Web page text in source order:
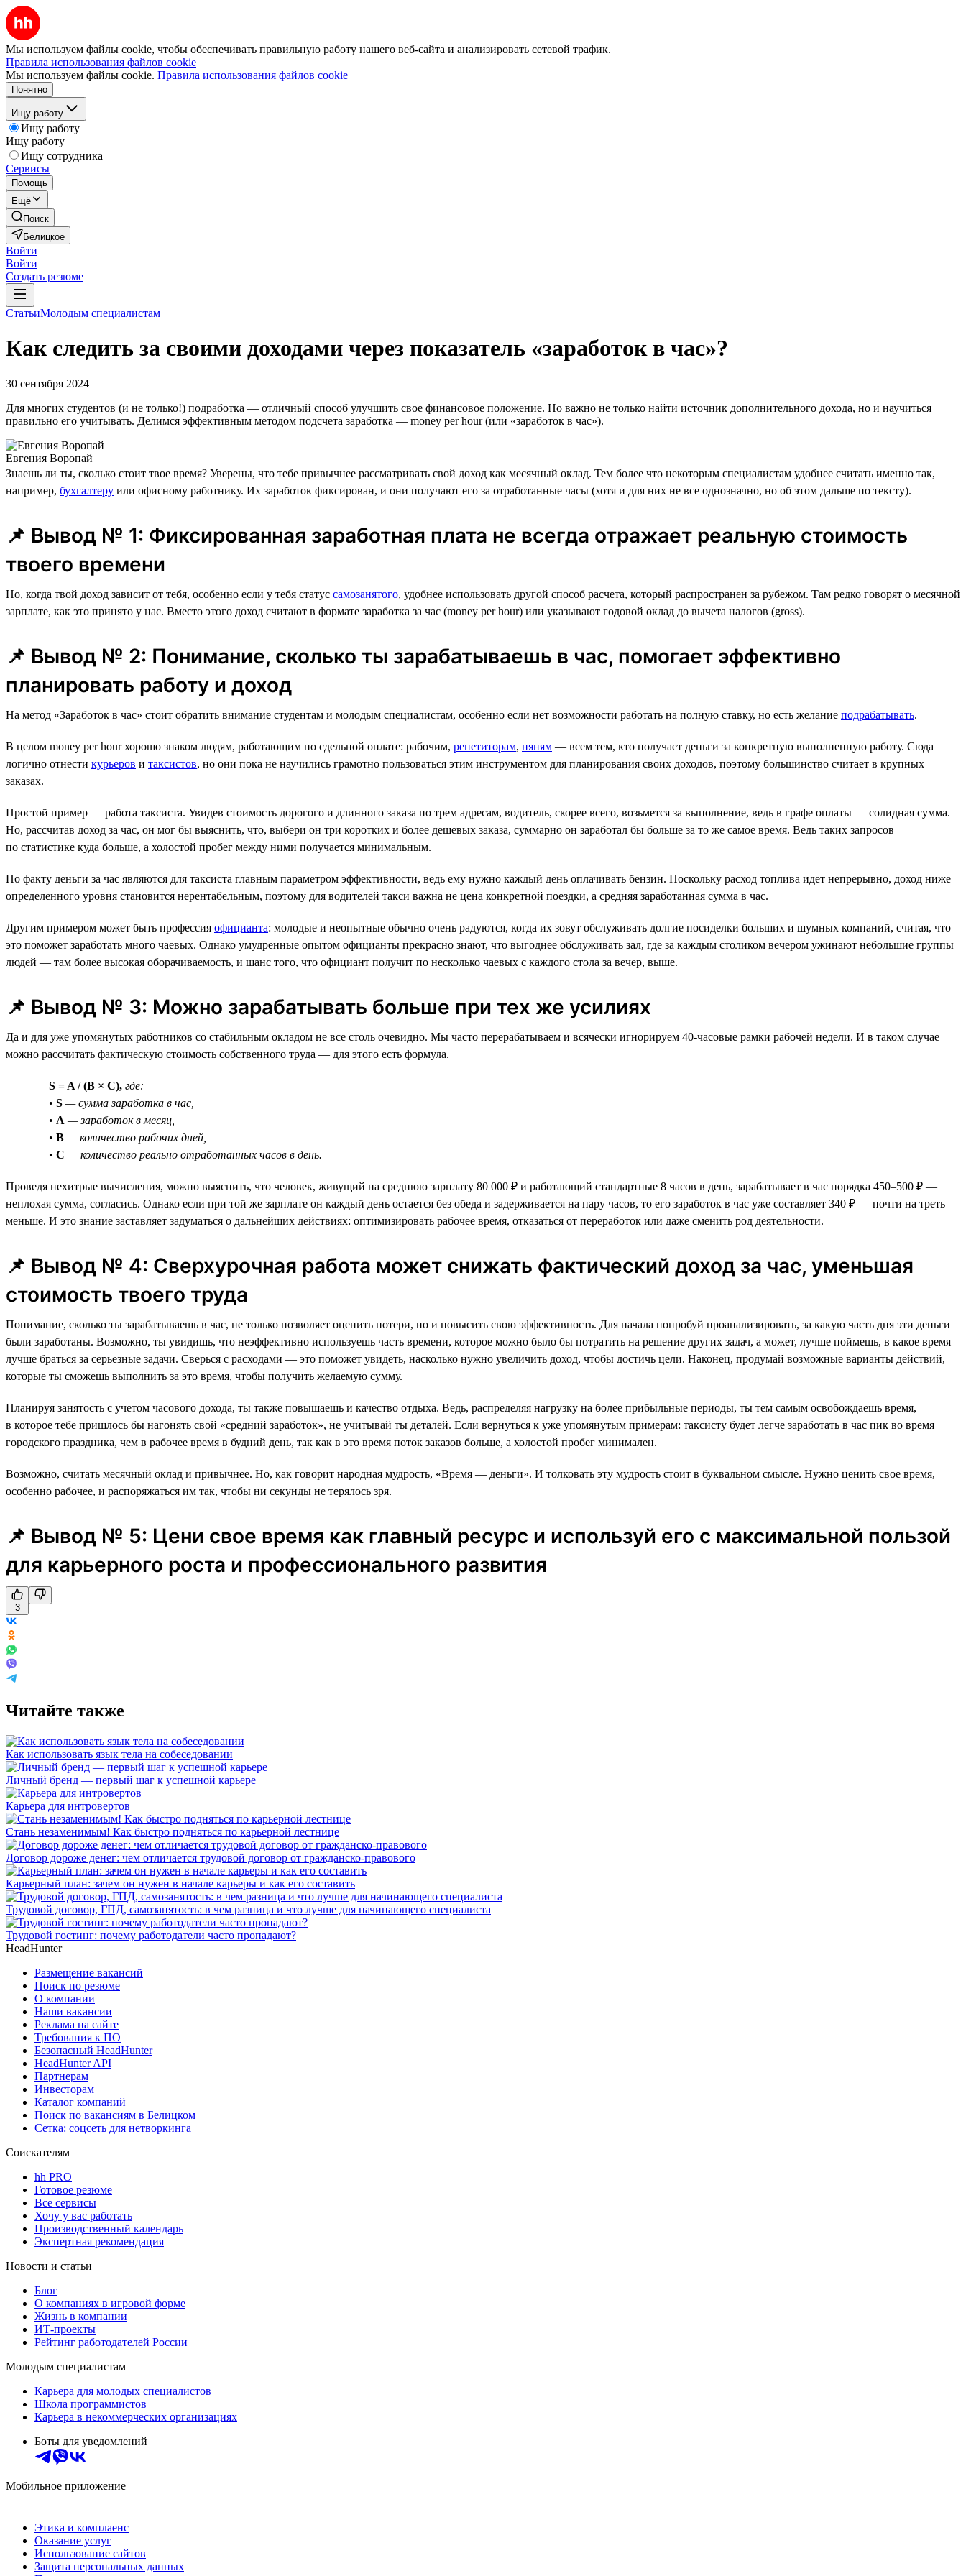
Мы используем файлы cookie, чтобы обеспечивать правильную работу нашего веб-сайта и анализировать сетевой трафик.
Правила использования файлов cookie
Мы используем файлы cookie. Правила использования файлов cookie
Понятно
Ищу работу
Ищу работу
Ищу работу
Ищу сотрудника
Сервисы
Помощь
Ещё
Поиск
Белицкое
Войти
Войти
Создать резюме
СтатьиМолодым специалистам
Как следить за своими доходами через показатель «заработок в час»?
30 сентября 2024
Для многих студентов (и не только!) подработка — отличный способ улучшить свое финансовое положение. Но важно не только найти источник дополнительного дохода, но и научиться
правильно его учитывать. Делимся эффективным методом подсчета заработка — money per hour (или «заработок в час»).
Евгения Воропай
Знаешь ли ты, сколько стоит твое время? Уверены, что тебе привычнее рассматривать свой доход как месячный оклад. Тем более что некоторым специалистам удобнее считать именно так,
например, бухгалтеру или офисному работнику. Их заработок фиксирован, и они получают его за отработанные часы (хотя и для них не все однозначно, но об этом дальше по тексту).
📌 Вывод № 1: Фиксированная заработная плата не всегда отражает реальную стоимость
твоего времени
Но, когда твой доход зависит от тебя, особенно если у тебя статус самозанятого, удобнее использовать другой способ расчета, который распространен за рубежом. Там редко говорят о месячной
зарплате, как это принято у нас. Вместо этого доход считают в формате заработка за час (money per hour) или указывают годовой оклад до вычета налогов (gross).
📌 Вывод № 2: Понимание, сколько ты зарабатываешь в час, помогает эффективно
планировать работу и доход
На метод «Заработок в час» стоит обратить внимание студентам и молодым специалистам, особенно если нет возможности работать на полную ставку, но есть желание подрабатывать.
В целом money per hour хорошо знаком людям, работающим по сдельной оплате: рабочим, репетиторам, няням — всем тем, кто получает деньги за конкретную выполненную работу. Сюда
логично отнести курьеров и таксистов, но они пока не научились грамотно пользоваться этим инструментом для планирования своих доходов, поэтому большинство считает в крупных
заказах.
Простой пример — работа таксиста. Увидев стоимость дорогого и длинного заказа по трем адресам, водитель, скорее всего, возьмется за выполнение, ведь в графе оплаты — солидная сумма.
Но, рассчитав доход за час, он мог бы выяснить, что, выбери он три коротких и более дешевых заказа, суммарно он заработал бы больше за то же самое время. Ведь таких запросов
по статистике куда больше, а холостой пробег между ними получается минимальным.
По факту деньги за час являются для таксиста главным параметром эффективности, ведь ему нужно каждый день оплачивать бензин. Поскольку расход топлива идет непрерывно, доход ниже
определенного уровня становится нерентабельным, поэтому для водителей такси важна не цена конкретной поездки, а средняя заработанная сумма в час.
Другим примером может быть профессия официанта: молодые и неопытные обычно очень радуются, когда их зовут обслуживать долгие посиделки больших и шумных компаний, считая, что
это поможет заработать много чаевых. Однако умудренные опытом официанты прекрасно знают, что выгоднее обслуживать зал, где за каждым столиком вечером ужинают небольшие группы
людей — там более высокая оборачиваемость, и шанс того, что официант получит по несколько чаевых с каждого стола за вечер, выше.
📌 Вывод № 3: Можно зарабатывать больше при тех же усилиях
Да и для уже упомянутых работников со стабильным окладом не все столь очевидно. Мы часто перерабатываем и всячески игнорируем 40-часовые рамки рабочей недели. И в таком случае
можно рассчитать фактическую стоимость собственного труда — для этого есть формула.
S = A / (B × C), где:
• S — сумма заработка в час,
• A — заработок в месяц,
• B — количество рабочих дней,
• C — количество реально отработанных часов в день.
Проведя нехитрые вычисления, можно выяснить, что человек, живущий на среднюю зарплату 80 000 ₽ и работающий стандартные 8 часов в день, зарабатывает в час порядка 450–500 ₽ —
неплохая сумма, согласись. Однако если при той же зарплате он каждый день остается без обеда и задерживается на пару часов, то его заработок в час уже составляет 340 ₽ — почти на треть
меньше. И это знание заставляет задуматься о дальнейших действиях: оптимизировать рабочее время, отказаться от переработок или даже сменить род деятельности.
📌 Вывод № 4: Сверхурочная работа может снижать фактический доход за час, уменьшая
стоимость твоего труда
Понимание, сколько ты зарабатываешь в час, не только позволяет оценить потери, но и повысить свою эффективность. Для начала попробуй проанализировать, за какую часть дня эти деньги
были заработаны. Возможно, ты увидишь, что неэффективно используешь часть времени, которое можно было бы потратить на решение других задач, а может, лучше поймешь, в какое время
лучше браться за серьезные задачи. Сверься с расходами — это поможет увидеть, насколько нужно увеличить доход, чтобы достичь цели. Наконец, продумай возможные варианты действий,
которые ты сможешь выполнить за это время, чтобы получить желаемую сумму.
Планируя занятость с учетом часового дохода, ты также повышаешь и качество отдыха. Ведь, распределяя нагрузку на более прибыльные периоды, ты тем самым освобождаешь время,
в которое тебе пришлось бы нагонять свой «средний заработок», не учитывай ты деталей. Если вернуться к уже упомянутым примерам: таксисту будет легче заработать в час пик во время
городского праздника, чем в рабочее время в будний день, так как в это время поток заказов больше, а холостой пробег минимален.
Возможно, считать месячный оклад и привычнее. Но, как говорит народная мудрость, «Время — деньги». И толковать эту мудрость стоит в буквальном смысле. Нужно ценить свое время,
особенно рабочее, и распоряжаться им так, чтобы ни секунды не терялось зря.
📌 Вывод № 5: Цени свое время как главный ресурс и используй его с максимальной пользой
для карьерного роста и профессионального развития
3
Читайте также
Как использовать язык тела на собеседовании
Личный бренд — первый шаг к успешной карьере
Карьера для интровертов
Стань незаменимым! Как быстро подняться по карьерной лестнице
Договор дороже денег: чем отличается трудовой договор от гражданско-правового
Карьерный план: зачем он нужен в начале карьеры и как его составить
Трудовой договор, ГПД, самозанятость: в чем разница и что лучше для начинающего специалиста
Трудовой гостинг: почему работодатели часто пропадают?
HeadHunter
Размещение вакансий
Поиск по резюме
О компании
Наши вакансии
Реклама на сайте
Требования к ПО
Безопасный HeadHunter
HeadHunter API
Партнерам
Инвесторам
Каталог компаний
Поиск по вакансиям в Белицком
Сетка: соцсеть для нетворкинга
Соискателям
hh PRO
Готовое резюме
Все сервисы
Хочу у вас работать
Производственный календарь
Экспертная рекомендация
Новости и статьи
Блог
О компаниях в игровой форме
Жизнь в компании
ИТ-проекты
Рейтинг работодателей России
Молодым специалистам
Карьера для молодых специалистов
Школа программистов
Карьера в некоммерческих организациях
Боты для уведомлений
Мобильное приложение
Этика и комплаенс
Оказание услуг
Использование сайтов
Защита персональных данных